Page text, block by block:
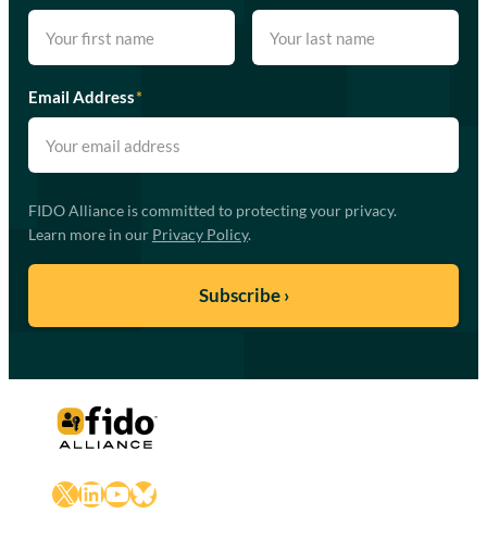
Email Address*
FIDO Alliance is committed to protecting your privacy.
Learn more in our Privacy Policy.
X LinkedIn
YouTube
Bluesky